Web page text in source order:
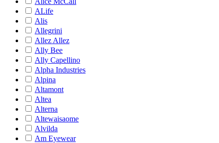
ALife
Alis
Allegrini
Allez Allez
Ally Bee
Ally Capellino
Alpha Industries
Alpina
Altamont
Altea
Alterna
Altewaisaome
Alvilda
Am Eyewear